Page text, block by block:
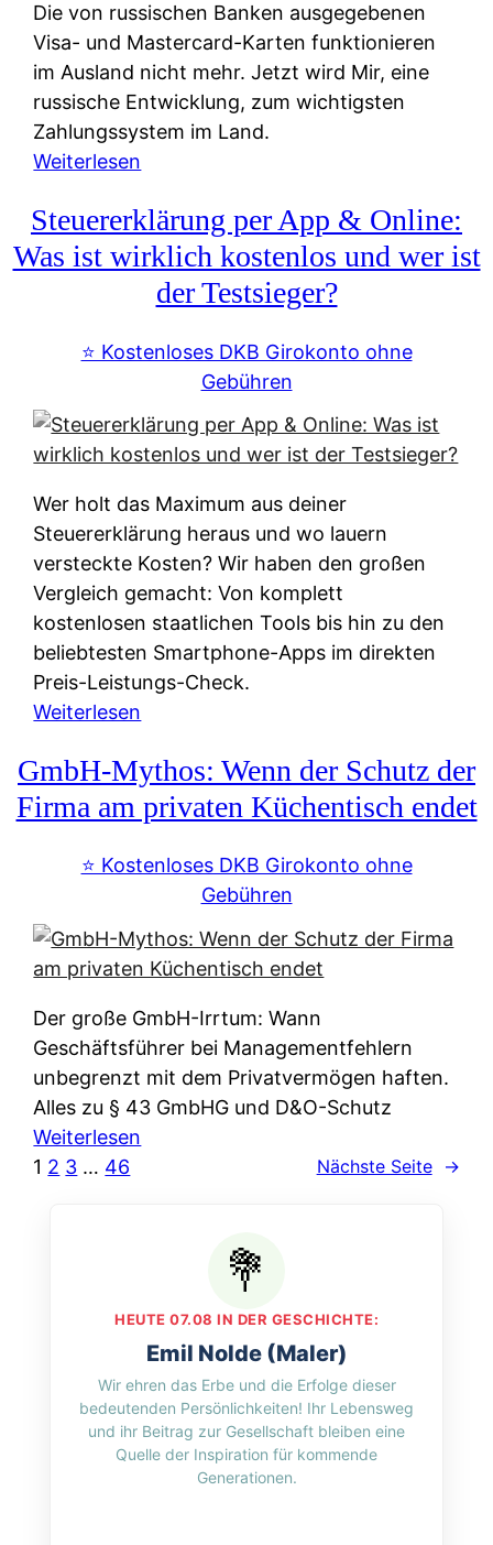
n
a
t
i
v
e
&
f
r
e
u
s
u
n
f
t
e
i
e
W
e
r
s
i
c
h
e
t
n
w
i
r
Die von russischen Banken ausgegebenen
Visa- und Mastercard-Karten funktionieren
im Ausland nicht mehr. Jetzt wird Mir, eine
russische Entwicklung, zum wichtigsten
Zahlungssystem im Land.
Weiterlesen
a
h
g
s
y
t
e
m
M
I
R
:
W
e
u
d
n
w
l
c
h
e
n
r
n
f
u
n
Steuererklärung per App & Online:
Was ist wirklich kostenlos und wer ist
der Testsieger?
⭐️ Kostenloses DKB Girokonto ohne
Gebühren
Wer holt das Maximum aus deiner
Steuererklärung heraus und wo lauern
versteckte Kosten? Wir haben den großen
Vergleich gemacht: Von komplett
kostenlosen staatlichen Tools bis hin zu den
beliebtesten Smartphone-Apps im direkten
Preis-Leistungs-Check.
Weiterlesen
t
e
u
e
r
k
l
ä
u
&
O
n
l
GmbH-Mythos: Wenn der Schutz der
Firma am privaten Küchentisch endet
⭐️ Kostenloses DKB Girokonto ohne
Gebühren
Der große GmbH-Irrtum: Wann
Geschäftsführer bei Managementfehlern
unbegrenzt mit dem Privatvermögen haften.
Alles zu § 43 GmbHG und D&O-Schutz
Weiterlesen
M
y
h
o
s
1 2 3 … 46 Nächste Seite →
HEUTE 07.08 IN DER GESCHICHTE:
Emil Nolde (Maler)
Wir ehren das Erbe und die Erfolge dieser
bedeutenden Persönlichkeiten! Ihr Lebensweg
und ihr Beitrag zur Gesellschaft bleiben eine
Quelle der Inspiration für kommende
Generationen.